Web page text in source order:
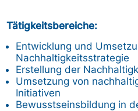
Tätigkeitsbereiche:
Entwicklung und
Nachhaltigkeitsstrategie
Erstellung der
Umsetzung von
Initiativen
Bewusstseinsbildung in